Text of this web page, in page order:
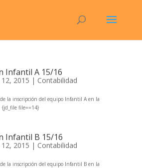
Infantil A 15/16
2015 | Contabilidad
la inscripción del equipo Infantil A en la
file==14}
Infantil B 15/16
2015 | Contabilidad
la inscripción del equipo Infantil B en la